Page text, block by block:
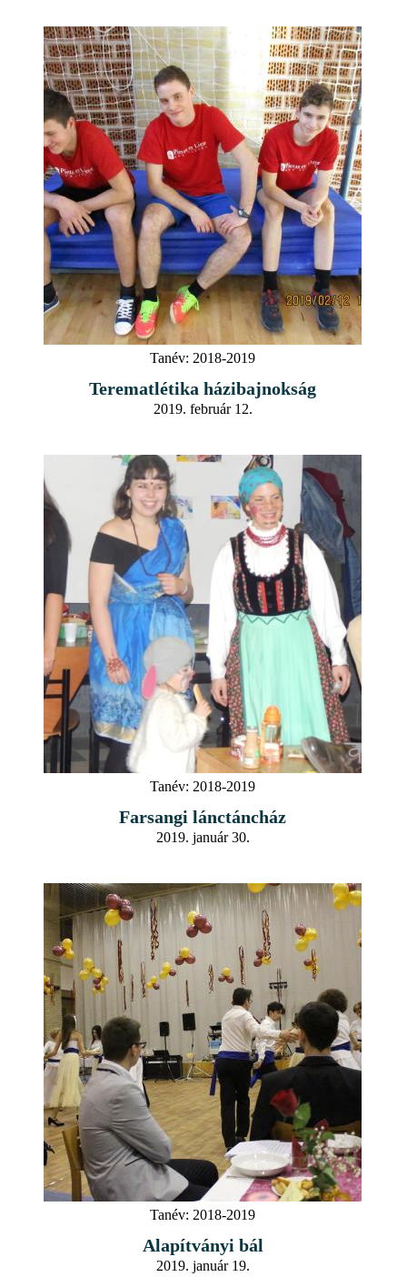
Tanév: 2018-2019
Terematlétika házibajnokság
2019. február 12.
Tanév: 2018-2019
Farsangi lánctáncház
2019. január 30.
Tanév: 2018-2019
Alapítványi bál
2019. január 19.